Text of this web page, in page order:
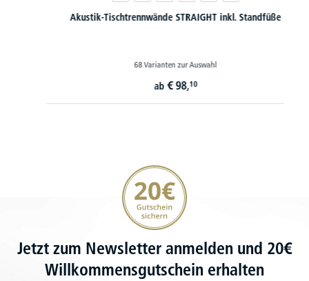
Akustik-Tischtrennwände STRAIGHT inkl. Standfüße
68 Varianten zur Auswahl
98,10
20€ Gutschein sichern
Jetzt zum Newsletter anmelden und 20€
Willkommensgutschein erhalten